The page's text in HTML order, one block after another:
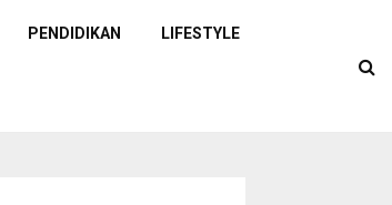
PENDIDIKAN LIFESTYLE